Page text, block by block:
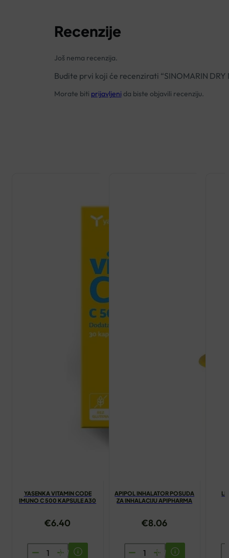
Recenzije
Još nema recenzija.
Budite prvi koji će recenzirati “SINOMARIN DRY
Morate biti prijavljeni da biste objavili recenziju.
YASENKA VITAMIN CODE
IMUNO C 500 KAPSULE A30
€6.40
YASENKA
APIPOL INHALATOR POSUDA
ZA INHALACIJU APIPHARMA
€8.06
APIPOL